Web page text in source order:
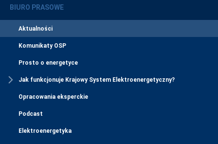
BIURO PRASOWE
Aktualności
Komunikaty OSP
Prosto o energetyce
Jak funkcjonuje Krajowy System Elektroenergetyczny?
Opracowania eksperckie
Podcast
Elektroenergetyka